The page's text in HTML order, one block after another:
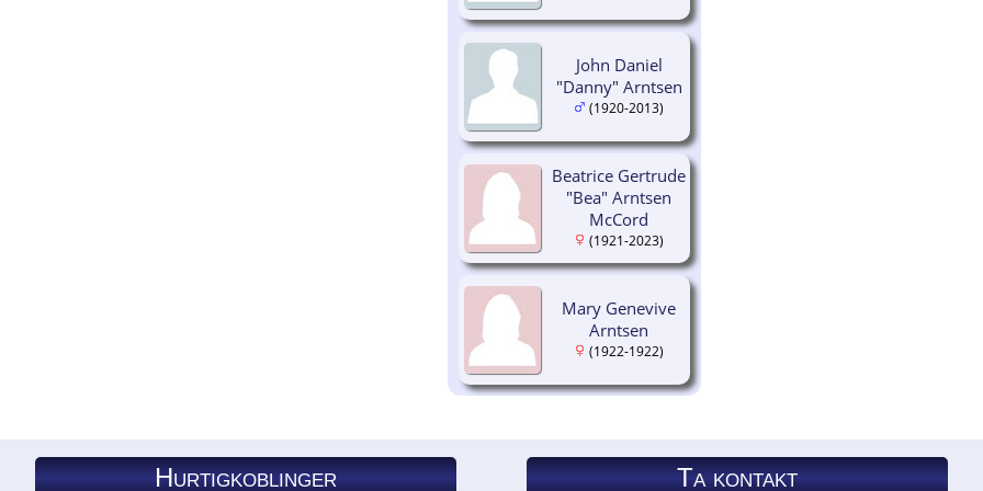
John Daniel
"Danny" Arntsen
(1920-2013)
Beatrice Gertrude
"Bea" Arntsen
McCord
(1921-2023)
Mary Genevive
Arntsen
(1922-1922)
Hurtigkoblinger Ta kontakt